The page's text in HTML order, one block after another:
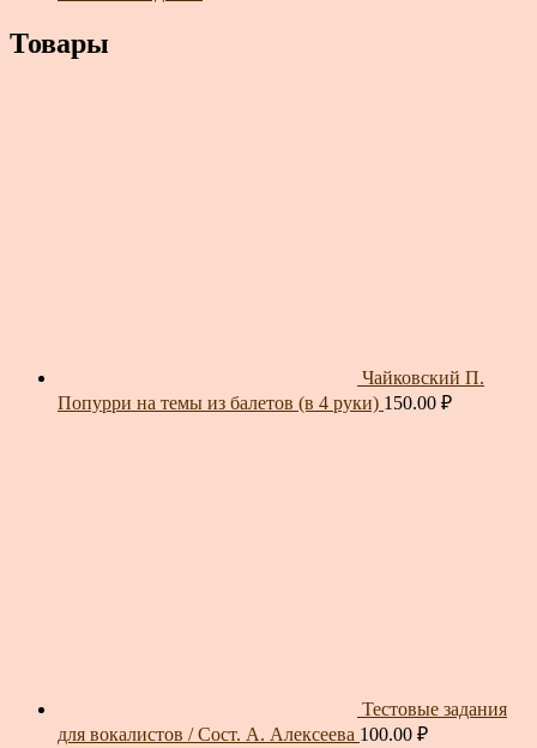
Товары
Чайковский П.
Попурри на темы из балетов (в 4 руки) 150.00 ₽
Тестовые задания
для вокалистов / Сост. А. Алексеева 100.00 ₽